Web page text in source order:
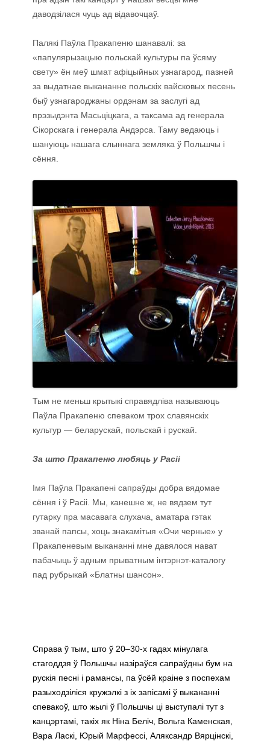
даводзілася чуць ад відавочцаў.
Палякі Паўла Пракапеню шанавалі: за
«папулярызацыю польскай культуры па ўсяму
свету» ён меў шмат афіцыйных узнагарод, пазней
за выдатнае выкананне польскіх вайсковых песень
быў узнагароджаны ордэнам за заслугі ад
прэзыдэнта Масьціцкага, а таксама ад генерала
Сікорскага і генерала Андэрса. Таму ведаюць і
шануюць нашага слыннага земляка ў Польшчы і
сёння.
Тым не меньш крытыкі справядліва называюць
Паўла Пракапеню спеваком трох славянскіх
культур — беларускай, польскай і рускай.
За што Пракапеню любяць у Расіі
Імя Паўла Пракапені сапраўды добра вядомае
сёння і ў Расіі. Мы, канешне ж, не вядзем тут
гутарку пра масавага слухача, аматара гэтак
званай папсы, хоць знакамітыя «Очи черные» у
Пракапеневым выкананні мне давялося нават
пабачыць ў адным прыватным інтэрнэт-каталогу
пад рубрыкай «Блатны шансон».
Справа ў тым, што ў 20–30-х гадах мінулага
стагоддзя ў Польшчы назіраўся сапраўдны бум на
рускія песні і рамансы, па ўсёй краіне з поспехам
разыходзіліся кружэлкі з іх запісамі ў выкананні
спевакоў, што жылі ў Польшчы ці выступалі тут з
канцэртамі, такіх як Ніна Беліч, Вольга Каменская,
Вара Ласкі, Юрый Марфессі, Аляксандр Вярцінскі,